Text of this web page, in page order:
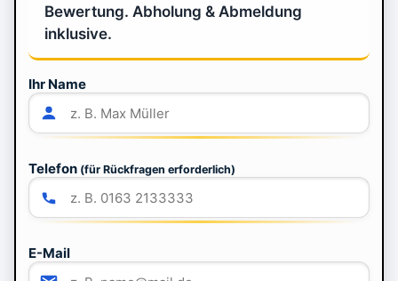
Bewertung. Abholung & Abmeldung
inklusive.
Ihr Name
Telefon (für Rückfragen erforderlich)
E-Mail